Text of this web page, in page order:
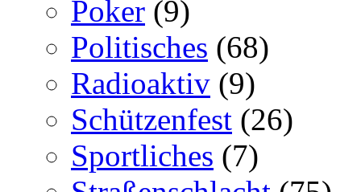
Poker (9)
Politisches (68)
Radioaktiv (9)
Schützenfest (26)
Sportliches (7)